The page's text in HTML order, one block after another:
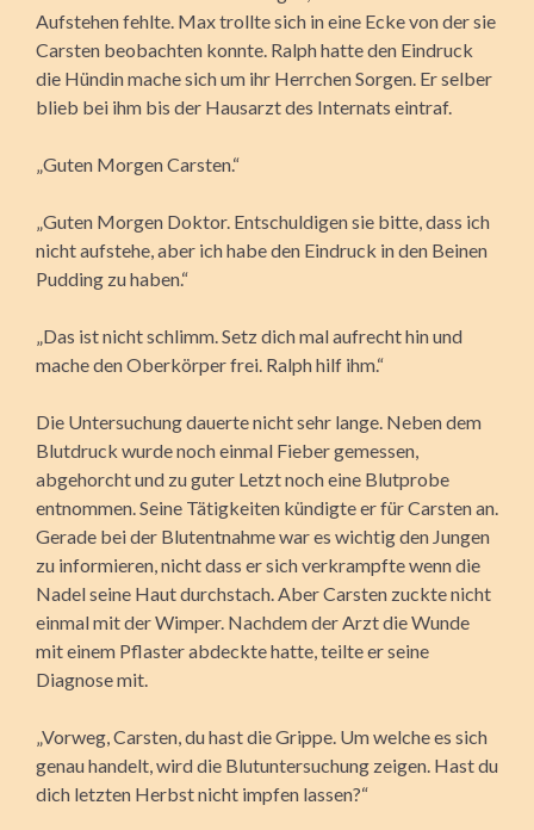
Aufstehen fehlte. Max trollte sich in eine Ecke von der sie
Carsten beobachten konnte. Ralph hatte den Eindruck
die Hündin mache sich um ihr Herrchen Sorgen. Er selber
blieb bei ihm bis der Hausarzt des Internats eintraf.
„Guten Morgen Carsten.“
„Guten Morgen Doktor. Entschuldigen sie bitte, dass ich
nicht aufstehe, aber ich habe den Eindruck in den Beinen
Pudding zu haben.“
„Das ist nicht schlimm. Setz dich mal aufrecht hin und
mache den Oberkörper frei. Ralph hilf ihm.“
Die Untersuchung dauerte nicht sehr lange. Neben dem
Blutdruck wurde noch einmal Fieber gemessen,
abgehorcht und zu guter Letzt noch eine Blutprobe
entnommen. Seine Tätigkeiten kündigte er für Carsten an.
Gerade bei der Blutentnahme war es wichtig den Jungen
zu informieren, nicht dass er sich verkrampfte wenn die
Nadel seine Haut durchstach. Aber Carsten zuckte nicht
einmal mit der Wimper. Nachdem der Arzt die Wunde
mit einem Pflaster abdeckte hatte, teilte er seine
Diagnose mit.
„Vorweg, Carsten, du hast die Grippe. Um welche es sich
genau handelt, wird die Blutuntersuchung zeigen. Hast du
dich letzten Herbst nicht impfen lassen?“